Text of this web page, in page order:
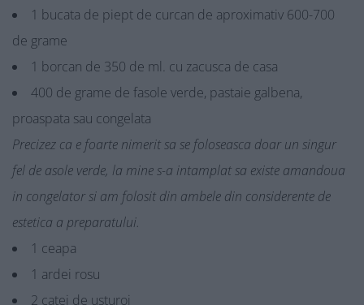
1 bucata de piept de curcan de aproximativ 600-700
de grame
1 borcan de 350 de ml. cu zacusca de casa
400 de grame de fasole verde, pastaie galbena,
proaspata sau congelata
Precizez ca e foarte nimerit sa se foloseasca doar un singur
fel de asole verde, la mine s-a intamplat sa existe amandoua
in congelator si am folosit din ambele din considerente de
estetica a preparatului.
1 ceapa
1 ardei rosu
2 catei de usturoi